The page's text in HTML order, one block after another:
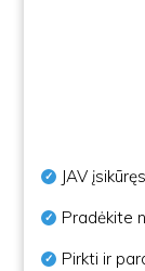
JAV įsikūręs
Pradėkite
Pirkti ir